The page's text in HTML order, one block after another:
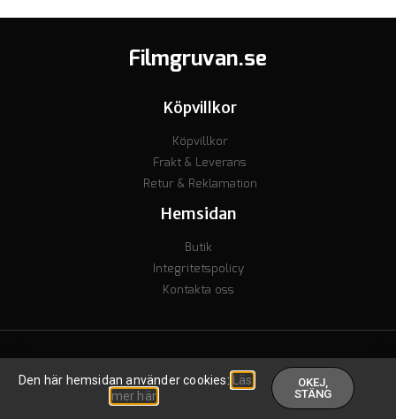
Filmgruvan.se
Köpvillkor
Köpvillkor
Frakt & Leverans
Retur & Reklamation
Hemsidan
Butik
Integritetspolicy
Kontakta oss
Skapad av inkomstguiden
Den här hemsidan använder cookies:Läs
mer här.
OKEJ,
STÄNG